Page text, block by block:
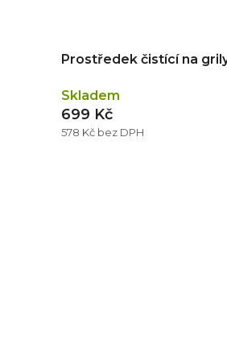
Prostředek čistící na grily
Skladem
578 Kč bez DPH
699 Kč